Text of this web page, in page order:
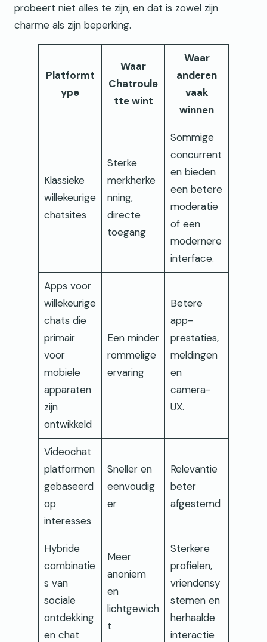
probeert niet alles te zijn, en dat is zowel zijn
charme als zijn beperking.
Platformt
ype
Waar
Chatroule
tte wint
Waar
anderen
vaak
winnen
Klassieke
willekeurige
chatsites
Sterke
merkherke
nning,
directe
toegang
Sommige
concurrent
en bieden
een betere
moderatie
of een
modernere
interface.
Apps voor
willekeurige
chats die
primair
voor
mobiele
apparaten
zijn
ontwikkeld
Een minder
rommelige
ervaring
Betere
app-
prestaties,
meldingen
en
camera-
UX.
Videochat
platformen
gebaseerd
op
interesses
Sneller en
eenvoudig
er
Relevantie
beter
afgestemd
Hybride
combinatie
s van
sociale
ontdekking
en chat
Meer
anoniem
en
lichtgewich
t
Sterkere
profielen,
vriendensy
stemen en
herhaalde
interactie